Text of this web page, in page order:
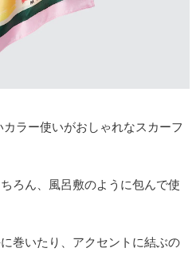
カラー使いがおしゃれなスカーフ
ろん、風呂敷のように包んで使
巻いたり、アクセントに結ぶの